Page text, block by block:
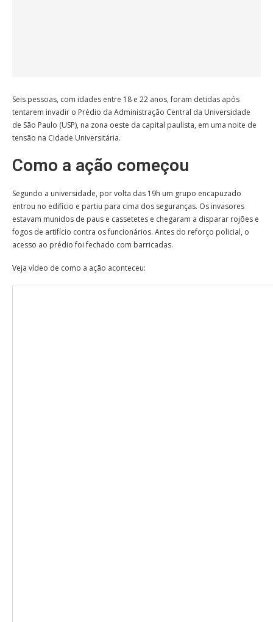
Seis pessoas, com idades entre 18 e 22 anos, foram detidas após
tentarem invadir o Prédio da Administração Central da Universidade
de São Paulo (USP), na zona oeste da capital paulista, em uma noite de
tensão na Cidade Universitária.
Como a ação começou
Segundo a universidade, por volta das 19h um grupo encapuzado
entrou no edifício e partiu para cima dos seguranças. Os invasores
estavam munidos de paus e cassetetes e chegaram a disparar rojões e
fogos de artifício contra os funcionários. Antes do reforço policial, o
acesso ao prédio foi fechado com barricadas.
Veja vídeo de como a ação aconteceu: